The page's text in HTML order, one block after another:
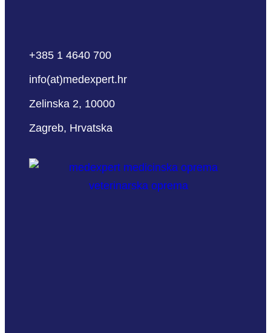
+385 1 4640 700
info(at)medexpert.hr
Zelinska 2, 10000
Zagreb, Hrvatska